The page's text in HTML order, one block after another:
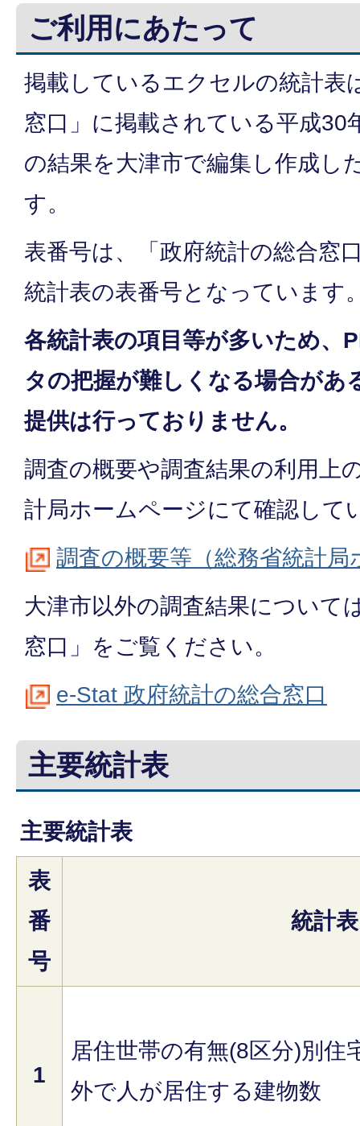
ご利用にあたって
掲載しているエクセルの統計表
窓口」に掲載されている平成30
の結果を大津市で編集し作成し
す。
表番号は、「政府統計の総合窓
統計表の表番号となっています
各統計表の項目等が多いため、
タの把握が難しくなる場合があ
提供は行っておりません。
調査の概要や調査結果の利用上
計局ホームページにて確認して
調査の概要等（総務省統計局
大津市以外の調査結果について
窓口」をご覧ください。
e-Stat 政府統計の総合窓口
主要統計表
主要統計表
表
番
号
統計表
1
居住世帯の有無(8区分)別住
外で人が居住する建物数